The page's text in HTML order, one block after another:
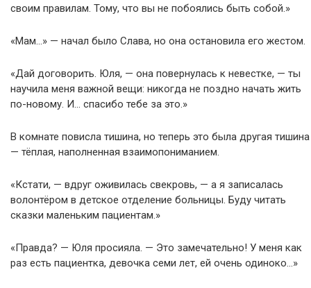
своим правилам. Тому, что вы не побоялись быть собой.»
«Мам…» — начал было Слава, но она остановила его жестом.
«Дай договорить. Юля, — она повернулась к невестке, — ты
научила меня важной вещи: никогда не поздно начать жить
по-новому. И… спасибо тебе за это.»
В комнате повисла тишина, но теперь это была другая тишина
— тёплая, наполненная взаимопониманием.
«Кстати, — вдруг оживилась свекровь, — а я записалась
волонтёром в детское отделение больницы. Буду читать
сказки маленьким пациентам.»
«Правда? — Юля просияла. — Это замечательно! У меня как
раз есть пациентка, девочка семи лет, ей очень одиноко…»